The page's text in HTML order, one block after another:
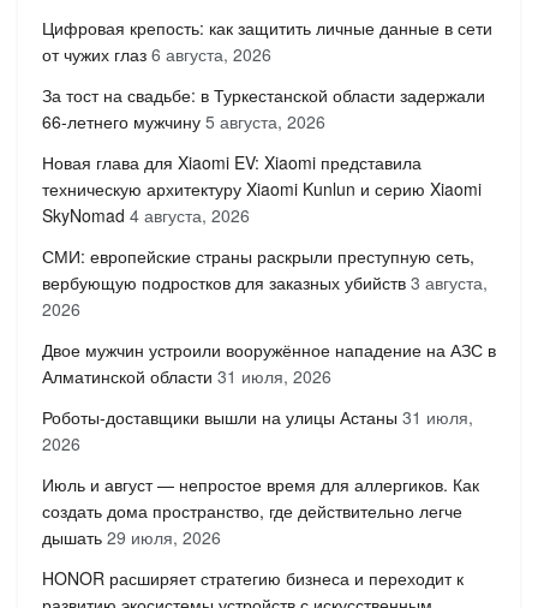
Цифровая крепость: как защитить личные данные в сети
от чужих глаз 6 августа, 2026
За тост на свадьбе: в Туркестанской области задержали
66-летнего мужчину 5 августа, 2026
Новая глава для Xiaomi EV: Xiaomi представила
техническую архитектуру Xiaomi Kunlun и серию Xiaomi
SkyNomad 4 августа, 2026
СМИ: европейские страны раскрыли преступную сеть,
вербующую подростков для заказных убийств 3 августа,
2026
Двое мужчин устроили вооружённое нападение на АЗС в
Алматинской области 31 июля, 2026
Роботы-доставщики вышли на улицы Астаны 31 июля,
2026
Июль и август — непростое время для аллергиков. Как
создать дома пространство, где действительно легче
дышать 29 июля, 2026
HONOR расширяет стратегию бизнеса и переходит к